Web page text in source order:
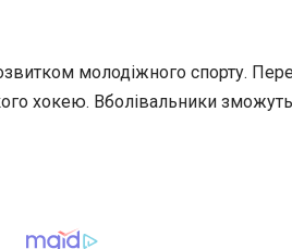
молодіжного спорту.
хокею. Вболівальники